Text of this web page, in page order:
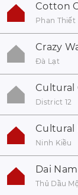
Cotton
Phan Thiết
Crazy
Đà Lạt
Cultural
District 12
Cultural
Ninh Kiều
Dai
Thủ Dầu